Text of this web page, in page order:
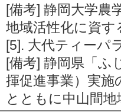
[備考] 静岡大学農
地域活性化に資
[5]. 大代ティーパ
[備考] 静岡県「ふ
揮促進事業）実
とともに中山間